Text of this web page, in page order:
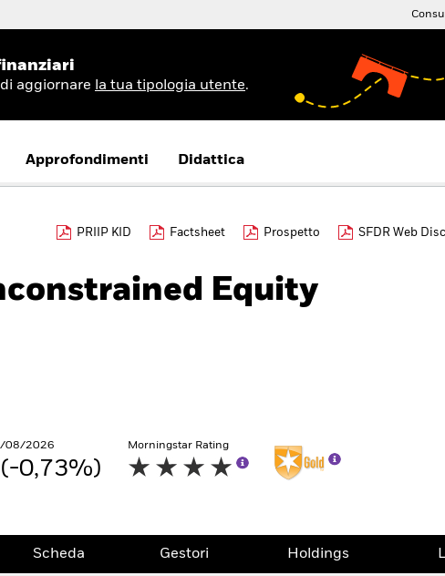
aggiornare la tua tipologia utente.
Approfondimenti Didattica
PRIIP KID Factsheet Prospetto SFDR Web
Equity
08/2026
(-0,73%)
Morningstar Rating
Scheda Gestori Holdings